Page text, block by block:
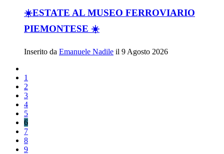
☀️ESTATE AL MUSEO FERROVIARIO
PIEMONTESE ☀️
Inserito da Emanuele Nadile il 9 Agosto 2026
1
2
3
4
5
6
7
8
9